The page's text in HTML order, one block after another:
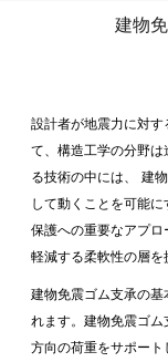
建物
設計者が地震力に対
て、構造工学の分野
る技術の中には、建
して動くことを可能
保護への重要なアプ
軽減する柔軟性の層を
建物免震ゴム支承の
れます。建物免震ゴ
方向の荷重をサポー